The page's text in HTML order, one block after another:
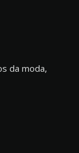
da moda,